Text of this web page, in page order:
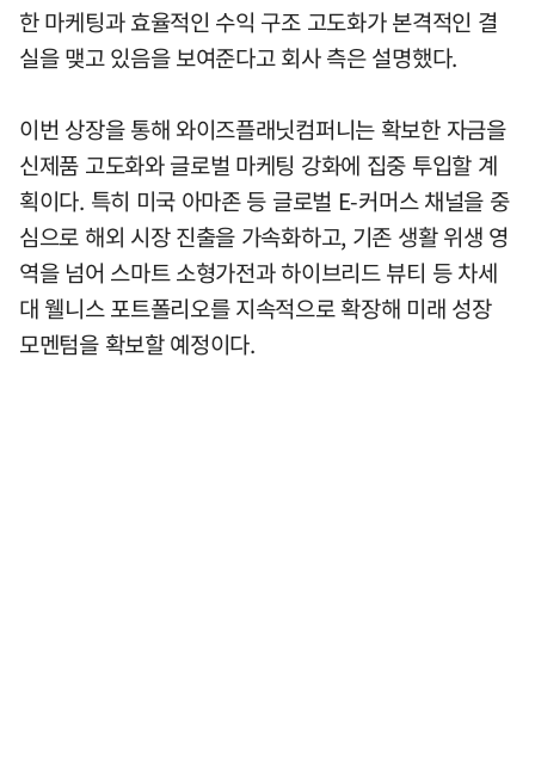
한 마케팅과 효율적인 수익 구조 고도화가 본격적인 결
실을 맺고 있음을 보여준다고 회사 측은 설명했다.
이번 상장을 통해 와이즈플래닛컴퍼니는 확보한 자금을
신제품 고도화와 글로벌 마케팅 강화에 집중 투입할 계
획이다. 특히 미국 아마존 등 글로벌 E-커머스 채널을 중
심으로 해외 시장 진출을 가속화하고, 기존 생활 위생 영
역을 넘어 스마트 소형가전과 하이브리드 뷰티 등 차세
대 웰니스 포트폴리오를 지속적으로 확장해 미래 성장
모멘텀을 확보할 예정이다.